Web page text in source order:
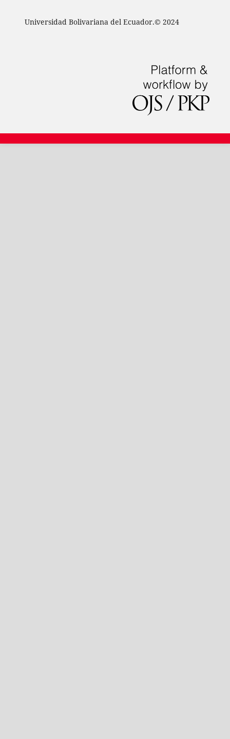
Universidad Bolivariana del Ecuador.© 2024